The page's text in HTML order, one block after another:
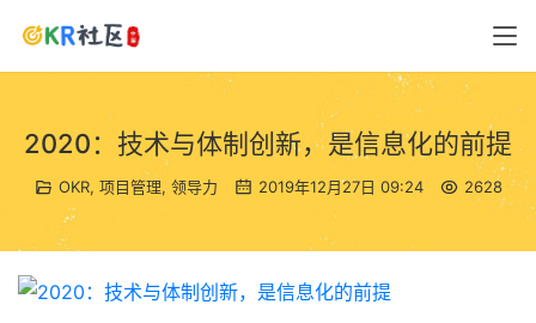
2020：技术与体制创新，是信息化的前提
OKR, 项目管理, 领导力 2019年12月27日 09:24 2628